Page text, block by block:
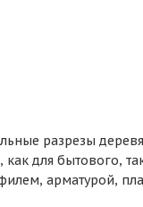
разрезы
для бытового,
арматурой,